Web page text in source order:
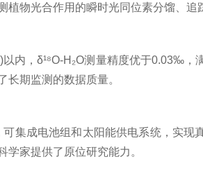
物光合作用的瞬时光同位素分馏、追
，δ¹⁸O-H₂O测量精度优于0.03‰，
期监测的数据质量。
成电池组和太阳能供电系统，实现
家提供了原位研究能力。